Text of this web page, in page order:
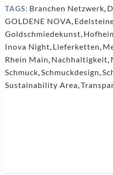
TAGS: Branchen Netzwerk
GOLDENE NOVA
Goldschmiedekunst
Inova Night Lieferketten
Rhein Main Nachhaltigkeit
Schmuck Schmuckdesign
Sustainability Area